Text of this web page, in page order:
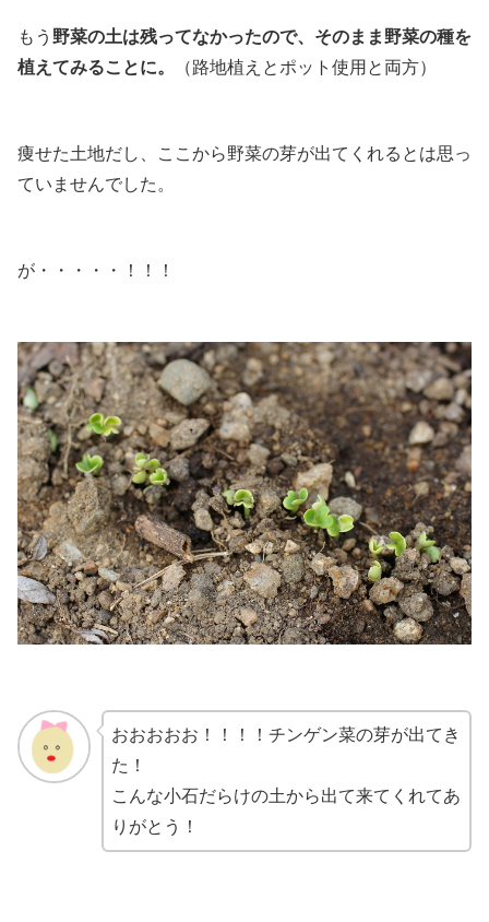
もう 野菜の土は残ってなかったので、そのまま野菜の種を
植えてみることに。
（路地植えとポット使用と両方）
痩せた土地だし、ここから野菜の芽が出てくれるとは思っ
ていませんでした。
が・・・・・！！！
おおおおお！！！！チンゲン菜の芽が出てき
た！
こんな小石だらけの土から出て来てくれてあ
りがとう！